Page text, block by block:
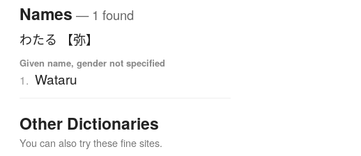
Names — 1 found
わたる 【弥】
Given name, gender not specified
1. Wataru
Other Dictionaries
You can also try these fine sites.